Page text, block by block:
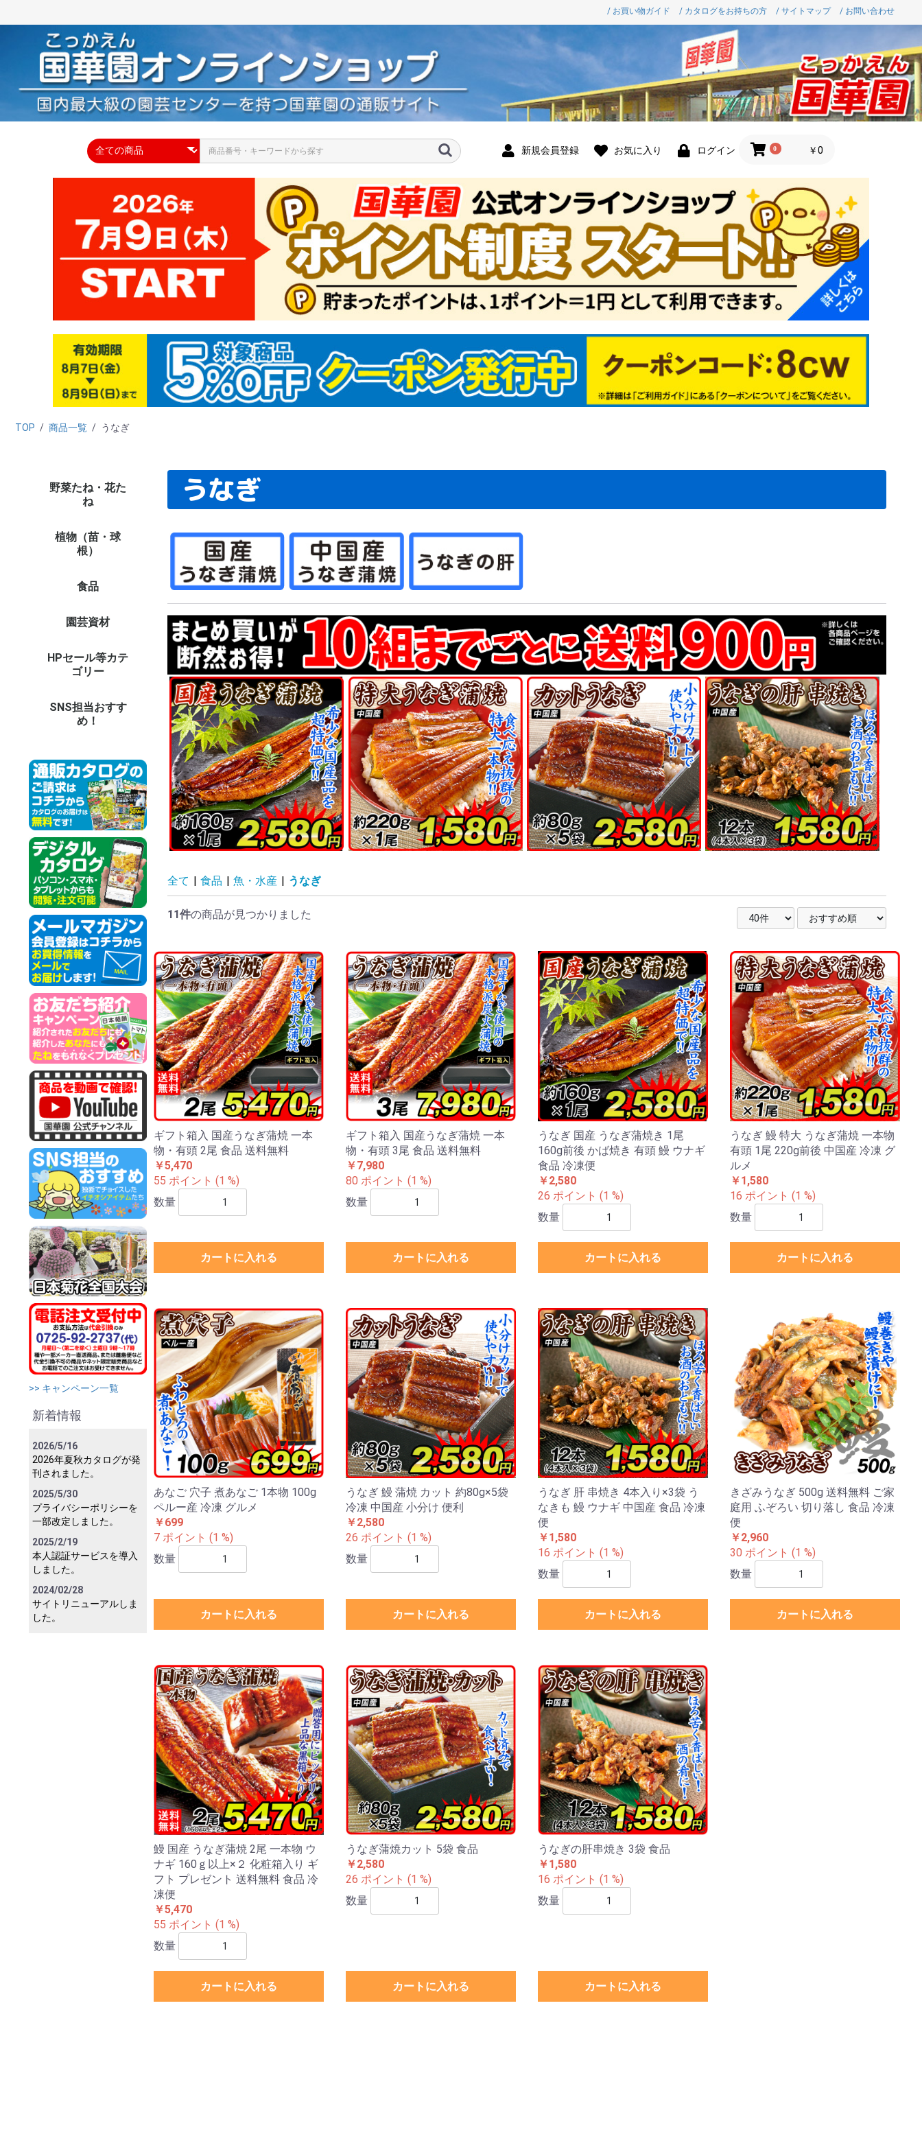
/ お買い物ガイド / カタログをお持ちの方 / サイトマップ / お問い合わせ
新規会員登録 お気に入り ログイン 0 ￥0
TOP / 商品一覧 / うなぎ
野菜たね・花た
ね
野菜たね
たね栽培資材
たね未使用カテゴリー
（早割）野菜＆花た
ね・早期予約販売
植物（苗・球
根）
たまねぎ苗 早どり系・玉ねぎ苗
貯蔵系・玉ねぎ苗
赤たま系・玉ねぎ苗
たまねぎ苗（送料無料
企画）
ニンニク種球 嘉定ニンニク
ホワイト六片
ニンニク【大量販売】
その他種ニンニク
種いも 種じゃがいも
種ショウガ
里イモ
山イモ
その他種芋
野菜苗（夏秋）
野菜苗（ケース販売・
周年発送
8月発送
9月発送
10月発送
11月発送
12月発送
1月発送
2月発送
3月発送
4月発送
5月発送
6月発送
7月発送
ミニ観葉植物
ミニ盆栽
花苗
花壇・プランター向き
多年草苗
切花向き花苗
お買い得花苗
パンジー・ビオラ苗
プラグ・ケース花苗 プラグ花苗
ケース花苗
PWブランド花苗
水生植物
南国植物
多肉植物
花苗送料無料企画
週末限定！大特価商品
対象植物5％クーポン
セール
ペチュニア・カリブラ
今夏おすすめ花苗
球根 夏植え球根 夏植え球根早期販売
秋植え球根
秋植え球根メール便配
秋植え球根早期販売
水仙 芳香水仙
カップ咲水仙
バタフライ咲水仙
八重咲水仙
原種系水仙
お買得水仙
ラッパ咲水仙
ジャーマンアイリス
アマリリス アマリリス球根
ポットアマリリス
春植え球根 グラジオラス
ダリア
春植え球根在庫処分セ
ール
チューリップ 単色チューリップ
変わり咲きチューリッ
福袋・ミックスチュー
リップ
原種系チューリップ
2色咲きチューリップ
大量・ケース販売チュ
ーリップ
チューリップお買得セ
チューリップそろい咲
きセット
チューリップ球根早期
ユリ 花ユリ
すかしユリ
鉄砲ユリ
12月咲きユリ
特大・超特大球ユリ
カサブランカ
原種ユリ
福袋ユリ
ローズリリー
8月咲ユリ球根
ユリ球根(春)
花木 アジサイ
バラ苗 四季咲バラ苗
つるバラ苗
イングリッシュローズ
牡丹・芍薬 牡丹
芍薬
桜・花梅・花桃
植木・庭木
椿苗
熱帯花木
花木送料無料企画
果樹苗 果樹苗 (落葉) アケビ苗
イチジク苗
ウメ・アンズ苗
カキ苗
キイチゴ苗
キウイ・サルナシ苗
クリ苗
クワ苗
サクランボ苗
ザクロ苗
スモモ苗
ナシ苗
ナッツ苗
ナツメ苗
ブドウ苗
ブルーベリー苗
プルーン苗
ポポー苗
モモ苗
リンゴ苗
その他落葉果樹苗
激安落葉果樹苗
大株果樹苗
実つき果樹苗
送料込み果樹苗
果樹苗関連資材
果樹苗在庫処分
果樹苗 (常緑) 南国フルーツ苗
アボカド苗
バナナ苗
ビワ苗
ヤマモモ苗
常緑その他
みかん・カンキツ苗 温州みかん等苗
台つきカンキツ苗
激安カンキツ苗
山菜・有用植物苗 山菜苗
イチゴ苗
ネギ苗
有用植物・その他
ラン・山野草 野生ラン
山野草
菊苗 大菊 大菊 厚物
大菊 管物
2024年発表花
2025年発表花
2026年発表花
小菊
菊苗最新発表花・普及
厳選 鉢花・花苗
ギフト・胡蝶蘭シンビ
シンビジウム
デンドロビューム
新着植物
和泉本店ネットショッ
人気花苗ケース販売
切花 仏花・墓花
野菜・花苗園芸肥料
敬老の日ギフト
母の日ギフト
植物ネット限定商品
野菜苗 野菜苗（接木） 接木 トマト苗
接木 スイカ苗
接木 種なしスイカ苗
接木 キュウリ苗
接木 ナス苗
接木 ピーマン・トウ
ガラシ苗
接木 メロン・ウリ苗
接木 ゴーヤ苗
接木 その他野菜苗
接木4連ポット苗
プレミアム野菜苗
野菜苗（実生） 実生 トマト苗
実生 カボチャ・ズッ
キーニ苗
実生 スイカ苗
実生 キュウリ苗
実生 ナス苗
実生 ピーマン・トウ
ガラシ苗
実生 メロン・ウリ苗
実生 ゴーヤ苗
実生 トウモロコシ苗
実生 コンパニオンプ
ランツ苗
実生 その他野菜苗
実生4連ポット苗
実生 ブロッコリー・
カリフラワー苗
品種おまかせ野菜苗
★送料無料★野菜苗セ
★送料無料★野菜苗ケ
ース販売（国華園出
荷）
さつまいも苗 イモヅル
さつまいもイモヅルセ
ール
イモポット苗
植物未使用カテゴリー
植物24年夏秋特別チラ
シたね
植物24年夏秋特別チラ
シ球根・苗
植物予備136 植物予備1
植物予備137
植物2019年過去マス
植物2020年過去マス
植物2021年過去マス
植物2022年過去マス
植物2023年過去マス
植物旧第5カテゴリー
植物テスト商品
植物ネット限定商品2
植物10月DM
植物週末セール
植物夏秋特別チラシ
植物ガチャ球根
植物送料無料
緑肥SALE
SN!BS(野菜たね)
2023年秋植物大感謝
セールチラシ
【売尽し大特価】 イ
モヅル
植物公開準備
春のガーデニング応援
セール
植物予備29
植物仮登録
植物予備134 植物予備69
デンドロビウム
植物予備59
植物予備60
植物予備67
植物予備68
植物予備85
植物予備127
植物期間外カテゴリー
品種おまかせ激安野菜
秋冬野菜苗
特価！野菜苗半額セー
2023年オススメ野菜
ベランダ・鉢植え向き
ユリ
ユリ球根 特大球・超
特大球
ユリ特大球・超特大球
半額セール
ユリ球根送料無料
季節咲きユリ
サルビア苗
ゼラニウム苗
カーネーション苗
一年草苗
ハオルチア
アデニウム苗
エアープランツ
グラウンドカバー苗
世界の銘品花苗
花苗送料無料
熱帯花木苗
コチョウラン
その他球根
オリーブ苗
常緑実つき果樹苗
パッションフルーツ苗
激安カンキツ苗2
じゃばら苗
小原紅早生苗
はるみ苗
フィンガーライム苗
お買得果樹苗
お買得ブルーベリー苗
最新発表花
シクラメン
胡蝶蘭・洋ラン
お中元・サマーギフト
正月特集
希少種・限定品(植物)
食品 フルーツ みかん・柑橘類 温州みかん
文旦・晩白柚・河内晩
柑など
甘平・いよかん
清見・アンコールなど
みかんおすすめ
桃・すもも
メロン
りんご りんごおすすめ
スイカ
和梨・洋梨
青梅・生梅
パイナップル
マンゴー
ライチ
さくらんぼ
ぶどう
柿
いちご
旬の果物
フルーツセット
果物２
果物３
食品予備1 食品予備2
食品予備3
食品予備4
食品予備5
食品予備6
食品予備7
食品予備8
食品予備9
野菜 野菜セット
さつまいも
たまねぎ
じゃがいも
トウモロコシ
トマト
にんにく
しょうが
長いも・山芋
里いも
ごぼう
きのこ・松茸
旬の野菜
野菜２
野菜３
食品予備12 食品予備13
食品予備14
加工食品 お惣菜・冷凍おかず
精肉・肉加工品・ミー
ト
梅干し・漬物
お菓子
ドライフルーツ
冷凍フルーツ・野菜
調味料
乾物
飲料・ジュース類・お
茶
穀物・麺・米
ナッツ
たまご
缶詰・保存食
その他 加工食品
食品予備15 食品予備16
食品予備17
食品予備18
食品予備19
健康食品 食用油・健康オイル
ハチミツ
パウダー
黒にんにく・ニンニク
漬け
健康茶
その他 健康
健康食品３
食品予備20 食品予備21
魚・水産 えび・いか
かに
明太子・魚卵
海鮮
ほたて・貝類
鮭・サーモン
海藻類
うなぎ
さかな
酒類
海外食品１ 海外食品２
海外食品３
ご当地特産品 ご当地グルメ２
ご当地グルメ３
食品イベント
ダイナマイトセール食
品
食品セール２
食品セール３
食品予備24
食品予備25
食品予備26
食品予備27
食品予備28
食品予備29
食品予備30
食品管理用カテゴリー 2601食品仮登録
2603食品仮登録
2605食品仮登録
【食品】23秋商品
【食品】24春商品
【食品】24秋商品
【食品】25春商品
【食品】25秋商品
食品旧商品
品切れ商品
食品未使用カテゴリー 食品予備36
食品予備37
食品予備38
食品予備39
食品予備40
食品予備41
食品予備42
食品予備43
食品予備44
食品予備45
園芸資材
農業機械（耕耘機・噴
霧器 等）
バリカン
草刈機
チェーンソー
噴霧器・ポンプ
耕耘機
ブロワ・枝粉砕機など
その他 農業機械
園芸支柱
イボ付鋼管製支柱スー
パー
イボ付鋼管製支柱スー
パー 太さ8mm
イボ付鋼管製支柱スー
パー 太さ11mm
イボ付鋼管製支柱スー
パー 太さ16mm
イボ付鋼管製支柱スー
パー 太さ20mm
極太鋼管杭
トンネル支柱
グラスファイバー支柱
天然竹支柱
イボ付鋼管製支柱 連
結タイプ
イボ付鋼管製支柱 連
結タイプ 太さ16mm
イボ付鋼管製支柱 連
結タイプ 太さ20mm
強化グラスファイバー
支柱
菜園アーチ支柱
パイプ支柱 従来型パイプ支柱部品
パイプ支柱用フィルム
パイプ支柱用遮光ネツ
ト
イボ付鋼管製支柱シル
バー
鋼管製スライド支柱
果樹用イボ竹
その他支柱・藤棚など
天然木支柱
短寸イボ支柱
イボ付鋼管製支柱ブラ
ウン
ストロングイボ竹
トンネルアーチセット
平型鉄線支柱
DIY・電動工具 高圧洗浄機
電動工具
DIY・ガーデン用具 ハサミ・ノコギリ
鎌・斧・その他刃物
ペンチ・工具
温度計・計量器・メジ
ャーなど
ロープ・テープ・結束
用品
作業着・帽子・手袋な
ど
散水・水まわり用品
土農具
園芸便利グッズ
（園芸便利グッズ）支
柱関連
（園芸便利グッズ）シ
ート・マルチ関連
収納庫
台車・カート
ゴミ処理グッズ
送料まとめて600円コ
ーナー
防草シート・マルチ
防草シート各種・防草
シート関連資材
防草シート・黒
高密度強力防草シー
ト・黒
高密度強力防草シー
ト・緑
防草シート4年目安・
濃緑
超耐久防草シート・黒
超耐久防草シート・フ
ェルトタイプ
超耐久防草シート・ソ
ルグリン
強力防草シート・グリ
ーン
透水防草シート
反射シート
強力防草シート・白黒
強力防草シート・黒
強力防草シート・ホワ
イト
ザ・バーン
芝生風超耐久防草シー
ト
つる物用・その他
その他 防草シート関
連資材
マルチング材 黒マルチ
黒マルチ（厚手）
銀黒マルチ
黒穴あきマルチ
タマネギ・ニンニク用
穴あきマルチ
銀黒穴あきマルチ
穴あき防草マルチ
穴あき透水マルチ
通水黒マルチ
透水型マルチ
白黒マルチ
サステナマルチ
銀マルチ
敷きワラシルバー
敷きワラシルバーセッ
ト
使い切りマルチ
その他 マルチング関
連資材
園芸ネット(防鳥・防
虫・遮光・防風)
防虫・遮光ネット
防虫きらりんネット・
0.6mm
防虫きらりんネット・
1mm
遮光防虫きらりんネッ
ト
虫ダメネット0.75mm
遮光ネット・シルバー
遮光ネット・黒
遮光ネット・白
寒冷紗・白
寒冷紗・黒
防鳥ネット 丈夫な防鳥ネット
ふんわりガードネット
すっぽり果樹用バード
ネット
お気軽防鳥ネット
果樹すっぽり防鳥ネッ
ト
ナチュラル防鳥ネット
防鳥ネットDX
温室用フィルム・不織
温室フィルム
EVAフィルム
愛栽シートA
愛栽シートB
パスライトブルー
防風ネット
トンネルフィルム
換気穴付トンネルフィ
ルム
鳥獣虫害対策グッズ 動物撃退グッズ
モグラ対策
虫対策
捕獲器・その他
防獣ネット・フェンス アニマルネット
ニューガードネット
菜園ガードネットセッ
ト
アニマルフェンス
資材予備71 資材予備73
資材予備74
資材予備75
資材予備76
資材予備77
温室・保温グッズ ビニールハウス
アルミ製温室
温室用保温グッズ
育苗・種まき用品
【温室関連】 替カバ
ー・替芯など
【単品購入用】 温室
用 替カバーなど
【本体同時購入用】
温室用 替カバーなど
用土・肥料 土・肥料・土壌改良材
水苔・ココヤシ製品
その他 用土・肥料
薬剤（液肥・除草剤な
ど）
土・肥料100円コーナ
ー
LED照明 他
センサーライト・てら
す君
庭園灯 その他
LED電球
LED蛍光灯
LEDシーリングライト
LED投光器
LEDスポットライト
デザイン照明
庭作りグッズ 人工芝・マット類
バークチップ他
レンガ等
庭池
鉢・プランター パキスタン鉢
テラコッタ・素焼鉢
ベトナム鉢
睡蓮鉢
木製プランター
アンティーク鉢
強化プランター
ブリキ鉢
陶器鉢・駄温鉢
ポリ樹脂製鉢
ビッグ鉢
スリット鉢
菜園プランター
透水ポット
その他の鉢
ガーデンエクステリア アーチ・フェンスなど
アーチ・バラアーチ
フェンス
オベリスク
トレリス
パーゴラ
花台
ガーデン家具
日よけ・室外機カバー
他
テーブル・チェア・ベ
ンチ
ウッドデッキ・スウィ
ング
ウッドパネル
タイルデッキパネル
ポスト
オーナメント 噴水付きオーナメント
洋風オーナメント
天使・妖精オーナメン
ト
動物オーナメント カエルオーナメント
菊資材 【菊資材】土
【菊資材】液肥・肥料
【菊資材】支柱
【菊資材】鉢
【菊資材】水苔マット
【菊資材】鉢底マット
【菊資材】輪台
【菊資材】誘引クリッ
プ他 小物
生活雑貨
冷感＆夏向け 熱中症
対策グッズ
扇風機
調理家電・キッチン用
品
防災グッズ
健康グッズ
掃除グッズ
ペット用品
インテリア
アパレル関連
冬向けグッズ特集
おもちゃ
パソコン・スマホ関連
造花
のぼり旗
アレンジ用花材
その他生活雑貨
コロナ対策グッズ
父の日
ドラレコ・カー用品 ドライブレコーダー
その他 カー用品
防犯カメラ・セキュリ
ティ
防犯カメラ
その他 防犯グッズ
イルミネーション
ツリー型イルミ・クリ
スマスツリー
ストレートライト
カーテンツリー
ドレープ＆つらら系
モチーフライト
カーテンライト
ネットライト
ロープライト
イルミ用・電源グッズ
その他 イルミネーシ
ョン
担当者のおすすめ
資材イベント
資材 期間限定セール
対象商品
法人向け大型農業資材
夏向けグッズ特集
sizai_astk
資材緊急セール
大感謝セールカタロ
グ・チラシ【資材】
電動噴霧器パーツ
鉄製品セール祭り
ペット用品
その他エクステリア
和風庭園 目隠し垣・袖垣
天然石材・人工石材
和風噴水
木製品 人工木製品
資材未使用カテゴリー 資材予備6
資材予備7
資材予備8
資材予備9
資材予備10
資材予備11
資材予備12
資材予備13
資材予備14
資材予備15
資材予備16
資材予備17
資材予備18
資材予備19
資材予備20
資材予備21
資材予備22
資材予備23
資材予備24
資材予備25
資材予備26
資材予備27
資材予備28
資材予備29
大カテゴリーなど予備
大カテゴリーなど予備
大カテゴリーなど予備
大カテゴリーなど予備
大カテゴリーなど予備
大カテゴリーなど予備
大カテゴリーなど予備
大カテゴリーなど予備
大カテゴリーなど予備
資材予備2
資材予備30
資材予備32 資材予備33
資材予備34
資材予備35
資材予備36
資材予備37
資材予備38
資材予備39
資材予備40
資材予備41
資材予備42
資材予備43
資材予備44
資材予備45
資材予備46
資材予備47
資材予備48
資材予備49
資材予備50 資材予備51
資材予備52
資材予備53
資材予備54
資材予備55
資材予備56
資材予備57 資材予備58
資材予備59
資材予備60
資材予備61
資材予備62
資材予備63
資材予備64 資材予備65
資材予備66
資材予備67
資材予備68
資材予備69
資材予備70
資材予備78 資材予備79
資材予備80
資材予備81
資材予備82
資材予備83
資材予備84
資材予備85 資材予備87
資材予備88
資材予備89
資材予備90 資材予備91
資材予備92
資材予備93
資材予備94
資材予備95 資材予備96
資材予備97
資材予備98
資材予備99
資材予備101
資材予備102
資材予備103
資材予備104
資材予備105
資材予備106
資材予備107
資材予備108
資材予備109
資材予備110
資材予備111
資材予備112 資材予備113
資材予備114
資材予備115
資材予備116
資材予備117
資材予備118
資材予備119
資材予備120
資材予備121
資材予備122
資材予備123
資材予備124 資材予備125
資材予備126
資材予備127
資材予備128
資材予備129
資材予備130
資材予備136
資材予備137
資材予備131 資材予備132
資材予備133
資材予備134
資材予備139
資材予備140
資材予備141
資材予備142
資材予備143
資材予備144
資材予備135
資材予備145 資材予備146
資材予備147
資材予備148
資材予備149
資材予備150
資材予備151
資材予備152 資材予備153
資材予備154
資材予備155
資材予備156
資材予備157
資材予備158
資材予備159 資材予備160
資材予備161
資材予備162
資材予備163
資材予備164
資材予備165
資材予備166 資材予備167
資材予備168
資材予備169
資材予備170
資材予備171
資材予備172
資材予備173 資材予備174
資材予備175
資材予備176
資材予備177
資材予備178
資材予備179
資材予備180
資材予備181 資材予備182
資材予備183
資材予備184
資材予備185
資材予備186
資材予備187
資材予備188 資材予備189
資材予備190
資材予備191
資材予備192
資材予備193 資材予備194
資材予備195 資材予備196
資材予備197
資材予備198
資材予備199
資材予備200
資材予備201
資材予備202 資材予備203
資材予備204
資材予備205
資材予備206
資材予備207
資材予備208
資材予備209
資材予備210
資材予備211
資材予備212
資材予備213
資材予備214
資材予備215
資材予備216
資材予備217
資材予備218
資材予備219
資材予備220
資材予備221
資材予備222 資材予備224
資材予備225
資材予備226
資材予備227
資材予備228
資材予備229
資材予備230 資材予備231
資材予備232
資材予備233
HPセール等カテ
ゴリー
オンラインショップセ
ールカテゴリー
26年8月 5％クーポン
セール対象商品
ダイナマイトセール
25年植物MidWeekセ
ール
25年資材MidWeekセ
ール
25年食品MidWeekセ
ール
24年6月改装記念クー
ポンセール
品番重複商品
その他予備8
6月対象商品10％OFF
クーポン
新春セール
植物特別大感謝セール
チラシ
菊花展SALE
新聞広告掲載商品
プラチナ会員様専用チ
ラシ
2025年9月24日新聞広
告掲載商品
2025年10月8日新聞広
告掲載商品
新聞広告掲載商品_3
新聞広告掲載商品_4
新聞広告掲載商品_5
新聞広告掲載商品_6
10月9日新聞広告掲載
商品
その他予備1
その他予備2
その他予備3
その他予備4
その他予備5
その他予備6
その他予備7
その他予備9 その他予備13
その他予備16
その他予備17
その他予備18
その他予備19
その他予備20
その他予備21
その他予備22
その他予備23
その他予備24
その他未使用カテゴリ
ー2
その他未使用カテゴリ
ー3
その他未使用カテゴリ
ー4
その他未使用カテゴリ
ー5
その他未使用カテゴリ
ー7
その他未使用カテゴリ
ー6
SNS担当おすす
め！
>> キャンペーン一覧
新着情報
2026/5/16
2026年夏秋カタログが発
刊されました。
2025/5/30
プライバシーポリシーを
一部改定しました。
2025/2/19
本人認証サービスを導入
しました。
2024/02/28
サイトリニューアルしま
した。
うなぎ
全て 食品 魚・水産 うなぎ
11件の商品が見つかりました
ギフト箱入 国産うなぎ蒲焼 一本
物・有頭 2尾 食品 送料無料
￥5,470
55 ポイント (1 %)
数量
カートに入れる
ギフト箱入 国産うなぎ蒲焼 一本
物・有頭 3尾 食品 送料無料
￥7,980
80 ポイント (1 %)
数量
カートに入れる
うなぎ 国産 うなぎ蒲焼き 1尾
160g前後 かば焼き 有頭 鰻 ウナギ
食品 冷凍便
￥2,580
26 ポイント (1 %)
数量
カートに入れる
うなぎ 鰻 特大 うなぎ蒲焼 一本物
有頭 1尾 220g前後 中国産 冷凍 グ
ルメ
￥1,580
16 ポイント (1 %)
数量
カートに入れる
あなご 穴子 煮あなご 1本物 100g
ペルー産 冷凍 グルメ
￥699
7 ポイント (1 %)
数量
カートに入れる
うなぎ 鰻 蒲焼 カット 約80g×5袋
冷凍 中国産 小分け 便利
￥2,580
26 ポイント (1 %)
数量
カートに入れる
うなぎ 肝 串焼き 4本入り×3袋 う
なきも 鰻 ウナギ 中国産 食品 冷凍
便
￥1,580
16 ポイント (1 %)
数量
カートに入れる
きざみうなぎ 500g 送料無料 ご家
庭用 ふぞろい 切り落し 食品 冷凍
便
￥2,960
30 ポイント (1 %)
数量
カートに入れる
鰻 国産 うなぎ蒲焼 2尾 一本物 ウ
ナギ 160ｇ以上×２ 化粧箱入り ギ
フト プレゼント 送料無料 食品 冷
凍便
￥5,470
55 ポイント (1 %)
数量
カートに入れる
うなぎ蒲焼カット 5袋 食品
￥2,580
26 ポイント (1 %)
数量
カートに入れる
うなぎの肝串焼き 3袋 食品
￥1,580
16 ポイント (1 %)
数量
カートに入れる